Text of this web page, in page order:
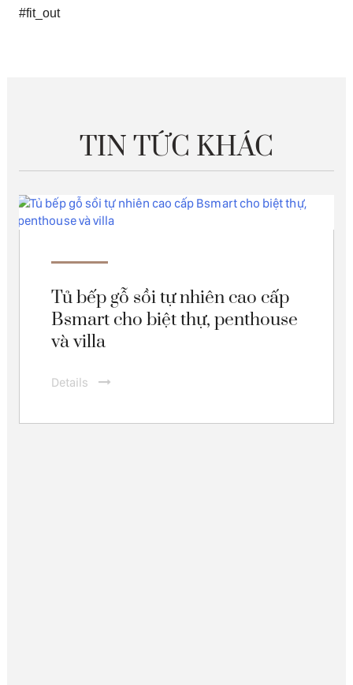
#fit_out
TIN TỨC KHÁC
Tủ bếp gỗ sồi tự nhiên cao cấp
Bsmart cho biệt thự, penthouse
và villa
Details